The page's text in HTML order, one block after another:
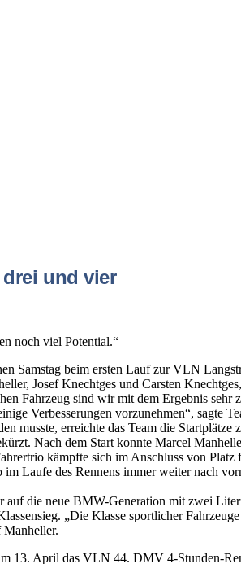
drei und vier
noch viel Potential.“
Samstag beim ersten Lauf zur VLN
Josef Knechtges und Carsten
Fahrzeug sind wir mit dem Ergebnis sehr
Verbesserungen vorzunehmen“, sagte
musste, erreichte das Team die
Nach dem Start konnte Marcel
kämpfte sich im Anschluss von
Laufe des Rennens immer weiter nach
die neue BMW-Generation mit zwei
„Die Klasse sportlicher
Manheller.
13. April das VLN 44. DMV 4-Stunden-